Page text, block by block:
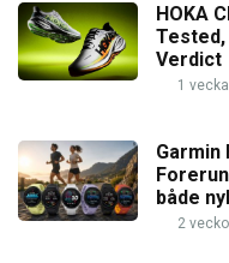
HOKA
Tested,
Verdict
1
Garmin
både
2